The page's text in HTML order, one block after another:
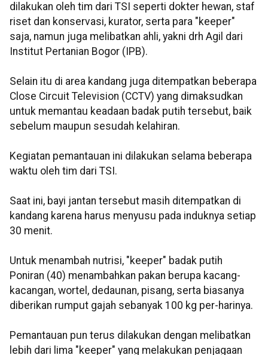
dilakukan oleh tim dari TSI seperti dokter hewan, staf
riset dan konservasi, kurator, serta para "keeper"
saja, namun juga melibatkan ahli, yakni drh Agil dari
Institut Pertanian Bogor (IPB).
Selain itu di area kandang juga ditempatkan beberapa
Close Circuit Television (CCTV) yang dimaksudkan
untuk memantau keadaan badak putih tersebut, baik
sebelum maupun sesudah kelahiran.
Kegiatan pemantauan ini dilakukan selama beberapa
waktu oleh tim dari TSI.
Saat ini, bayi jantan tersebut masih ditempatkan di
kandang karena harus menyusu pada induknya setiap
30 menit.
Untuk menambah nutrisi, "keeper" badak putih
Poniran (40) menambahkan pakan berupa kacang-
kacangan, wortel, dedaunan, pisang, serta biasanya
diberikan rumput gajah sebanyak 100 kg per-harinya.
Pemantauan pun terus dilakukan dengan melibatkan
lebih dari lima "keeper" yang melakukan penjagaan